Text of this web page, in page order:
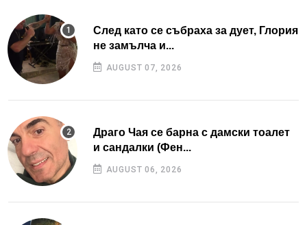
След като се събраха за дует, Глория
не замълча и...
AUGUST 07, 2026
Драго Чая се барна с дамски тоалет
и сандалки (Фен...
AUGUST 06, 2026